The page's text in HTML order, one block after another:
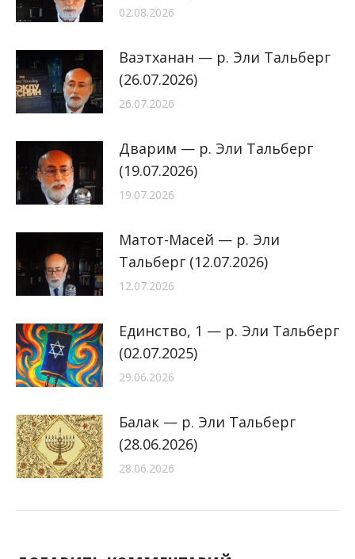
02.08.2026
Ваэтханан — р. Эли Тальберг
(26.07.2026)
26.07.2026
Дварим — р. Эли Тальберг
(19.07.2026)
19.07.2026
Матот-Масей — р. Эли
Тальберг (12.07.2026)
12.07.2026
Единство, 1 — р. Эли Тальберг
(02.07.2025)
29.06.2026
Балак — р. Эли Тальберг
(28.06.2026)
28.06.2026